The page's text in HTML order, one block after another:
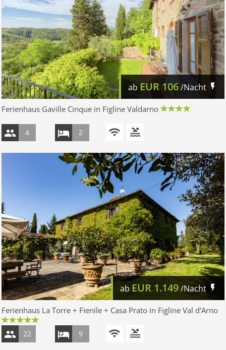
ab EUR 106/Nacht
Ferienhaus Gaville Cinque in Figline Valdarno
4 2
ab EUR 1.149/Nacht
Ferienhaus La Torre + Fienile + Casa Prato in Figline Val d'Arno
22 9